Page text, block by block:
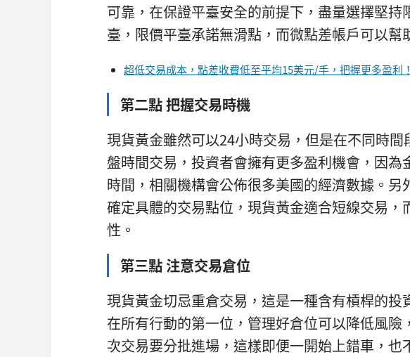
可靠，在保證平臺安全的前提下，盡量選擇堅
臺，限價平臺承諾無滑點，而微點差帳戶可以幫
超低交易成本，點差收費低至平均15美元/手，把握更多盈利！
第二點 把握交易時機
現貨黃金雖然可以24小時交易，但是在不同時
盤時間交易，投資者會擁有更多盈利機會，因
時間，相關機構會公佈很多美國的經濟數據。另
確定具體的交易點位，現貨黃金適合短線交易
性。
第三點 注意交易倉位
現貨黃金切忌重倉交易，這是一種含有槓桿的
在所有行動的第一位，管理好倉位可以降低風
次交易要分批進場，這樣即便一開始上錯車，